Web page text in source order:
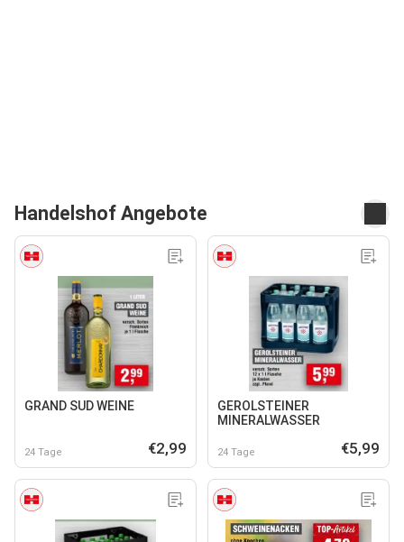
Handelshof Angebote
GRAND SUD WEINE
24 Tage €2,99
GEROLSTEINER
MINERALWASSER
24 Tage €5,99